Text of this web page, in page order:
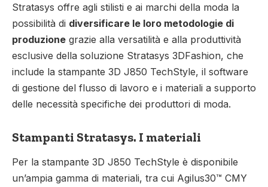
Stratasys offre agli stilisti e ai marchi della moda la
possibilità di diversificare le loro metodologie di
produzione grazie alla versatilità e alla produttività
esclusive della soluzione Stratasys 3DFashion, che
include la stampante 3D J850 TechStyle, il software
di gestione del flusso di lavoro e i materiali a supporto
delle necessità specifiche dei produttori di moda.
Stampanti Stratasys. I materiali
Per la stampante 3D J850 TechStyle è disponibile
un’ampia gamma di materiali, tra cui Agilus30™ CMY